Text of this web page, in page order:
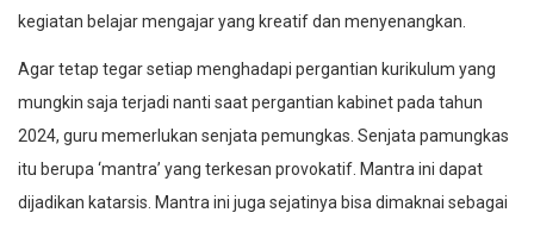
kegiatan belajar mengajar yang kreatif dan menyenangkan.
Agar tetap tegar setiap menghadapi pergantian kurikulum yang
mungkin saja terjadi nanti saat pergantian kabinet pada tahun
2024, guru memerlukan senjata pemungkas. Senjata pamungkas
itu berupa ‘mantra’ yang terkesan provokatif. Mantra ini dapat
dijadikan katarsis. Mantra ini juga sejatinya bisa dimaknai sebagai